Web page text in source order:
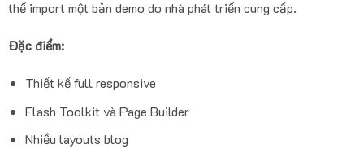
thể import một bản demo do nhà phát triển cung cấp.
Đặc điểm:
Thiết kế full responsive
Flash Toolkit và Page Builder
Nhiều layouts blog